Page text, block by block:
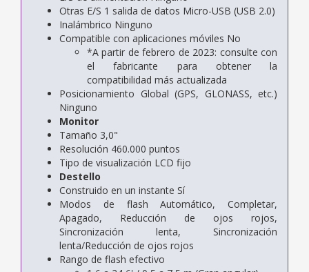
Otras E/S 1 salida de datos Micro-USB (USB 2.0)
Inalámbrico Ninguno
Compatible con aplicaciones móviles No
*A partir de febrero de 2023: consulte con
el fabricante para obtener la
compatibilidad más actualizada
Posicionamiento Global (GPS, GLONASS, etc.)
Ninguno
Monitor
Tamaño 3,0"
Resolución 460.000 puntos
Tipo de visualización LCD fijo
Destello
Construido en un instante Sí
Modos de flash Automático, Completar,
Apagado, Reducción de ojos rojos,
Sincronización lenta, Sincronización
lenta/Reducción de ojos rojos
Rango de flash efectivo